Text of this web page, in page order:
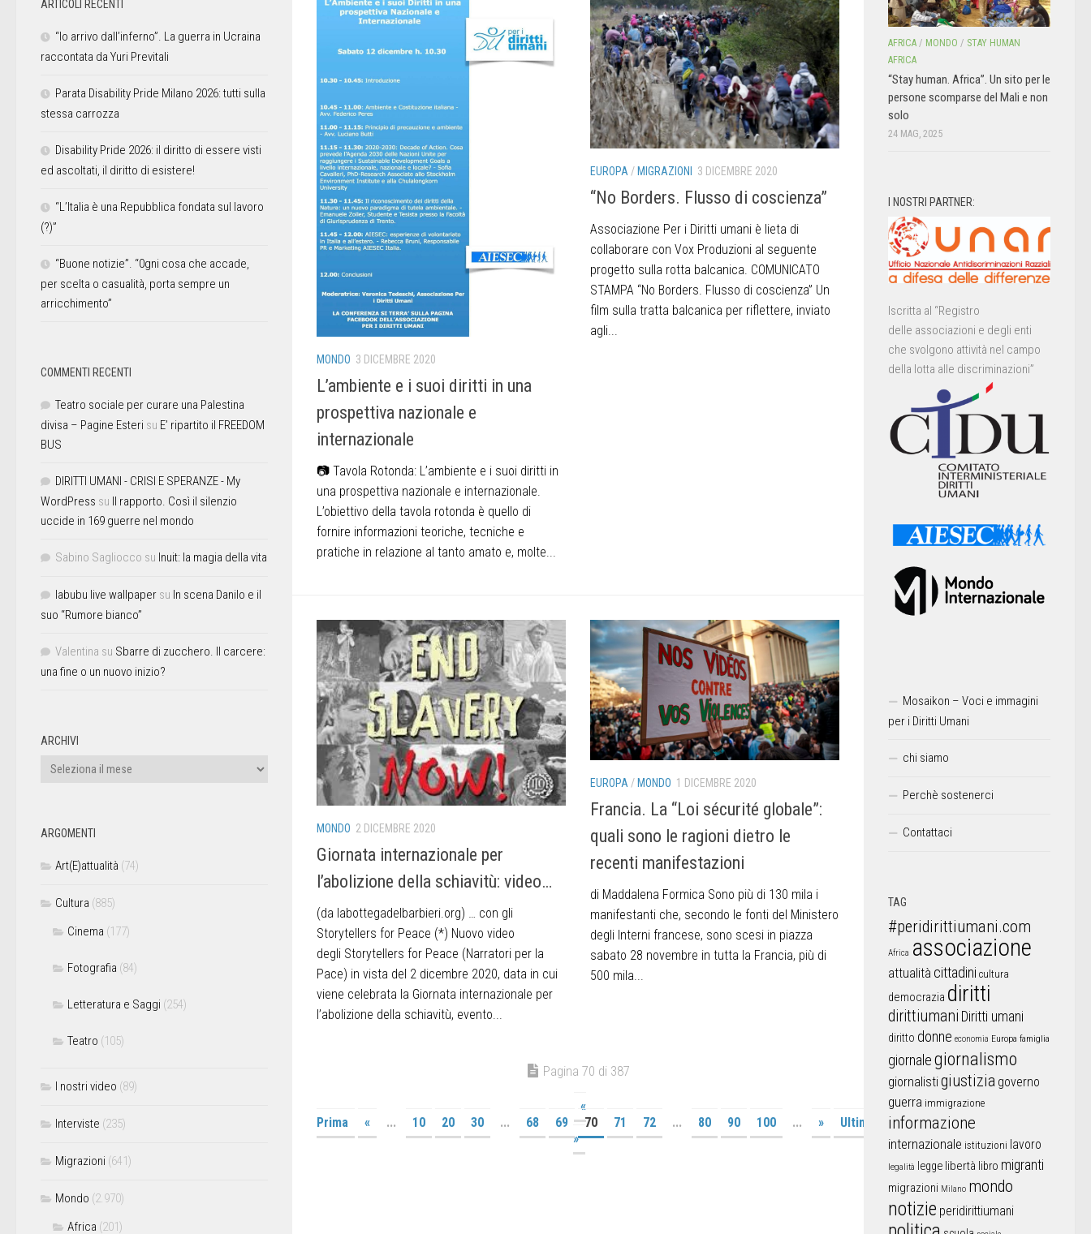
MONDO 3 DICEMBRE 2020
L’ambiente e i suoi diritti in una
prospettiva nazionale e
internazionale
📷 Tavola Rotonda: L’ambiente e i suoi diritti in
una prospettiva nazionale e internazionale.
L’obiettivo della tavola rotonda è quello di
fornire informazioni teoriche, tecniche e
pratiche in relazione al tanto amato e, molte...
EUROPA / MIGRAZIONI 3 DICEMBRE 2020
“No Borders. Flusso di coscienza”
Associazione Per i Diritti umani è lieta di
collaborare con Vox Produzioni al seguente
progetto sulla rotta balcanica. COMUNICATO
STAMPA “No Borders. Flusso di coscienza” Un
film sulla tratta balcanica per riflettere, inviato
agli...
MONDO 2 DICEMBRE 2020
Giornata internazionale per
l’abolizione della schiavitù: video…
(da labottegadelbarbieri.org) … con gli
Storytellers for Peace (*) Nuovo video
degli Storytellers for Peace (Narratori per la
Pace) in vista del 2 dicembre 2020, data in cui
viene celebrata la Giornata internazionale per
l’abolizione della schiavitù, evento...
EUROPA /MONDO 1 DICEMBRE 2020
Francia. La “Loi sécurité globale”:
quali sono le ragioni dietro le
recenti manifestazioni
di Maddalena Formica Sono più di 130 mila i
manifestanti che, secondo le fonti del Ministero
degli Interni francese, sono scesi in piazza
sabato 28 novembre in tutta la Francia, più di
500 mila...
Pagina 70 di 387
«
Prima
« ... 10 20 30 ... 68 69 70 71 72 ... 80 90 100 ... »
Ultima
»
ARTICOLI RECENTI
“Io arrivo dall’inferno”. La guerra in Ucraina
raccontata da Yuri Previtali
Parata Disability Pride Milano 2026: tutti sulla
stessa carrozza
Disability Pride 2026: il diritto di essere visti
ed ascoltati, il diritto di esistere!
“L’Italia è una Repubblica fondata sul lavoro
(?)”
“Buone notizie”. “0gni cosa che accade,
per scelta o casualità, porta sempre un
arricchimento”
COMMENTI RECENTI
Teatro sociale per curare una Palestina
divisa – Pagine Esteri su E’ ripartito il FREEDOM
BUS
DIRITTI UMANI - CRISI E SPERANZE - My
WordPress su Il rapporto. Così il silenzio
uccide in 169 guerre nel mondo
Sabino Sagliocco su Inuit: la magia della vita
labubu live wallpaper su In scena Danilo e il
suo “Rumore bianco”
Valentina su Sbarre di zucchero. Il carcere:
una fine o un nuovo inizio?
ARCHIVI
ARGOMENTI
Art(E)attualità (74)
Cultura (885)
Cinema (177)
Fotografia (84)
Letteratura e Saggi (254)
Teatro (105)
I nostri video (89)
Interviste (235)
Migrazioni (641)
Mondo (2.970)
Africa (201)
AFRICA / MONDO / STAY HUMAN
AFRICA
“Stay human. Africa”. Un sito per le
persone scomparse del Mali e non
solo
24 MAG, 2025
I NOSTRI PARTNER:
Iscritta al “Registro
delle associazioni e degli enti
che svolgono attività nel campo
della lotta alle discriminazioni”
Mosaikon – Voci e immagini
per i Diritti Umani
chi siamo
Perchè sostenerci
Contattaci
TAG
#peridirittiumani.com
Africa associazione
attualità cittadini cultura
democrazia diritti
dirittiumani Diritti umani
diritto donne economia Europa famiglia
giornalegiornalismo
giornalistigiustizia governo
guerra immigrazione
informazione
internazionale istituzioni lavoro
legalità legge libertà libro migranti
migrazioni Milano mondo
notizie peridirittiumani